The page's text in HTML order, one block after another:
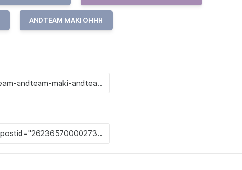
ANDTEAM MAKI OHHH